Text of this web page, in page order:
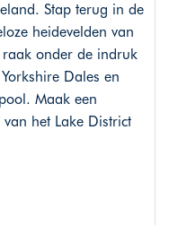
Stap terug in de
heidevelden van
onder de indruk
Dales en
Maak een
het Lake District